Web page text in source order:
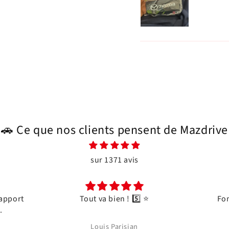
🚗 Ce que nos clients pensent de Mazdrive
sur 1371 avis
Tout va bien ! 5️⃣ ⭐️ Fonctionnement